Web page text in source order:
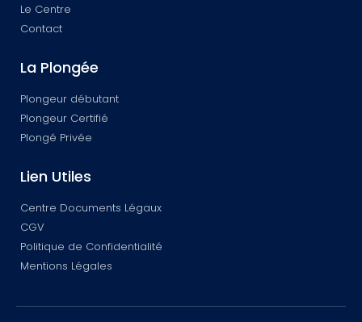
Le Centre
Contact
La Plongée
Plongeur débutant
Plongeur Certifié
Plongé Privée
Lien Utiles
Centre Documents Légaux
CGV
Politique de Confidentialité
Mentions Légales